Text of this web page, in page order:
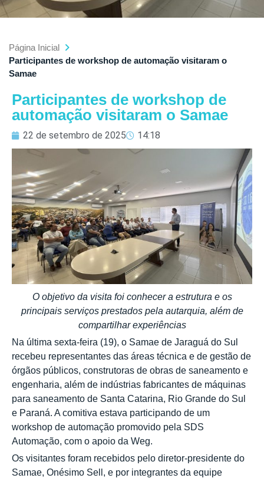
Página Inicial
Participantes de workshop de automação visitaram o
Samae
Participantes de workshop de
automação visitaram o Samae
22 de setembro de 2025 14:18
O objetivo da visita foi conhecer a estrutura e os
principais serviços prestados pela autarquia, além de
compartilhar experiências
Na última sexta-feira (19), o Samae de Jaraguá do Sul
recebeu representantes das áreas técnica e de gestão de
órgãos públicos, construtoras de obras de saneamento e
engenharia, além de indústrias fabricantes de máquinas
para saneamento de Santa Catarina, Rio Grande do Sul
e Paraná. A comitiva estava participando de um
workshop de automação promovido pela SDS
Automação, com o apoio da Weg.
Os visitantes foram recebidos pelo diretor-presidente do
Samae, Onésimo Sell, e por integrantes da equipe